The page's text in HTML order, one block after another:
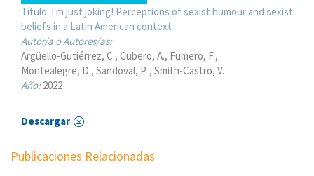
Título: I'm just joking! Perceptions of sexist humour and sexist
beliefs in a Latin American context
Autor/a o Autores/as:
Argüello-Gutiérrez, C. Cubero, A. Fumero, F.
Montealegre, D. Sandoval, P. Smith-Castro, V.
Año:2022
Descargar
Publicaciones Relacionadas